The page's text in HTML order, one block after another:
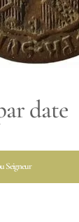
date
Seigneur